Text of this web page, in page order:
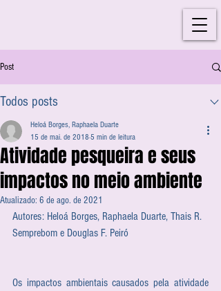
Post
Todos posts
Atividade pesqueira e seus
impactos no meio ambiente
Heloá Borges, Raphaela Duarte
15 de mai. de 2018 5 min de leitura
Atualizado: 6 de ago. de 2021
Autores: Heloá Borges, Raphaela Duarte, Thais R.
Semprebom e Douglas F. Peiró
Os impactos ambientais causados pela atividade